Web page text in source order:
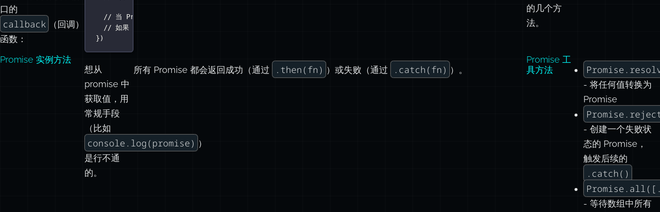
口的
callback
（回调）
函数：
// 当 Promise 完成时，必须执行 `resolve(result)`
// 如果 Promise 被拒绝，则必须执行 `reject(Error)`
})
的几个方
法。
Promise 实例方法
想从
promise 中
获取值，用
常规手段
（比如
console.log(promise) ）
是行不通
的。
所有 Promise 都会返回成功（通过 .then(fn) ）或失败（通过 .catch(fn) ）。
Promise 工
具方法
- 将任何值转换为
Promise
- 创建一个失败状
态的 Promise，
触发后续的
.catch()
- 等待数组中所有